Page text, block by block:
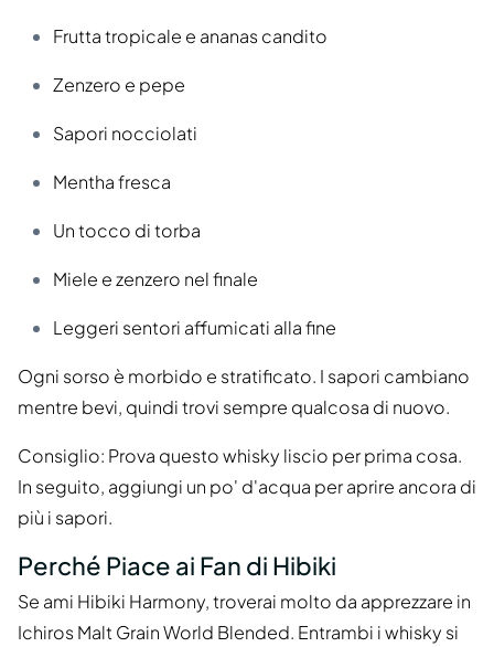
Frutta tropicale e ananas candito
Zenzero e pepe
Sapori nocciolati
Mentha fresca
Un tocco di torba
Miele e zenzero nel finale
Leggeri sentori affumicati alla fine
Ogni sorso è morbido e stratificato. I sapori cambiano
mentre bevi, quindi trovi sempre qualcosa di nuovo.
Consiglio: Prova questo whisky liscio per prima cosa.
In seguito, aggiungi un po' d'acqua per aprire ancora di
più i sapori.
Perché Piace ai Fan di Hibiki
Se ami Hibiki Harmony, troverai molto da apprezzare in
Ichiros Malt Grain World Blended. Entrambi i whisky si